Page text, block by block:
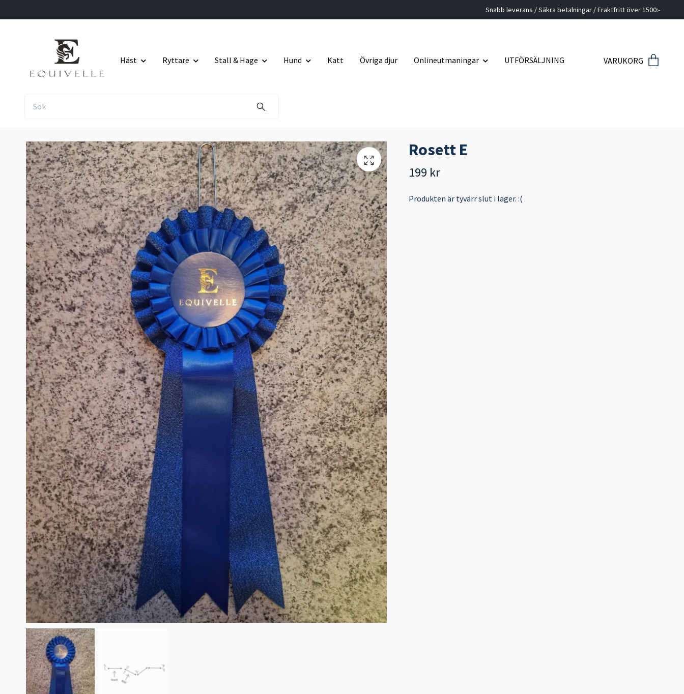
Snabb leverans / Säkra betalningar / Fraktfritt över 1500:-
Häst Ryttare Stall & Hage Hund Katt Övriga djur Onlineutmaningar UTFÖRSÄLJNING VARUKORG
Rosett E
199 kr
Produkten är tyvärr slut i lager. :(